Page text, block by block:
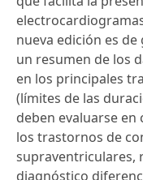
nueva edición es
un resumen de los
en los principales
(límites de las
deben evaluarse en
los trastornos de
supraventriculares,
diagnóstico